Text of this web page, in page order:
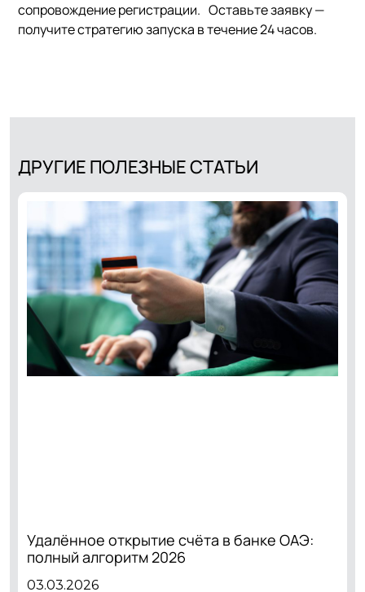
сопровождение регистрации. Оставьте заявку —
получите стратегию запуска в течение 24 часов.
ДРУГИЕ ПОЛЕЗНЫЕ СТАТЬИ
Удалённое открытие счёта в банке ОАЭ:
полный алгоритм 2026
03.03.2026